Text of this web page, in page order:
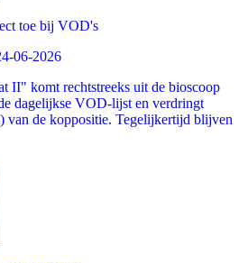
toe bij VOD's
06-2026
II" komt rechtstreeks uit de bioscoop
dagelijkse VOD-lijst en verdringt
de koppositie. Tegelijkertijd blijven